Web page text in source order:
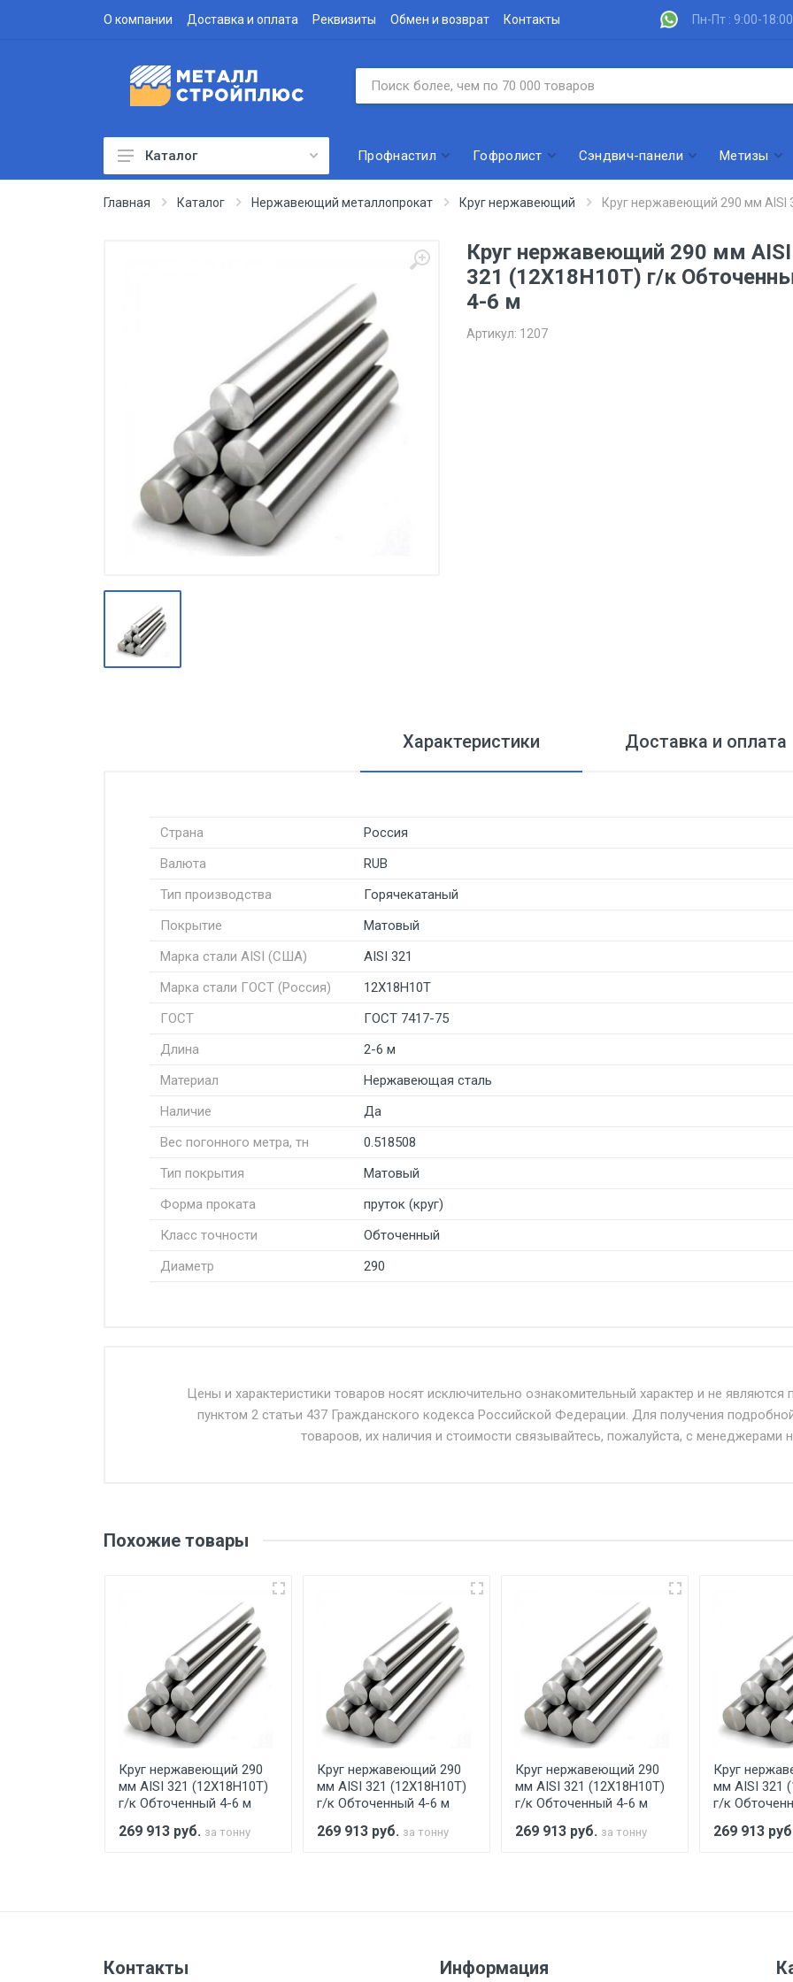
О компании Доставка и оплата Реквизиты Обмен и возврат Контакты Пн-Пт : 9:00-18:00
Профнастил
Производство
Штакетник
Черный металлопрокат
Нержавеющий металлопрокат
метизы
Оцинкованный металлопрокат
Запорная арматура
Каталог Профнастил Гофролист Сэндвич-панели Метизы
Главная Каталог Нержавеющий металлопрокат Круг нержавеющий Круг нержавеющий 290 мм AISI
Круг нержавеющий 290 мм AISI
321 (12Х18Н10Т) г/к
4-6 м
Артикул: 1207
Характеристики Доставка и оплата
Страна
Россия
Валюта
RUB
Тип производства
Горячекатаный
Покрытие
Матовый
Марка стали AISI (США)
AISI 321
Марка стали ГОСТ (Россия)
12Х18Н10Т
ГОСТ
ГОСТ 7417-75
Длина
2-6 м
Материал
Нержавеющая сталь
Наличие
Да
Вес погонного метра, тн
0.518508
Тип покрытия
Матовый
Форма проката
пруток (круг)
Класс точности
Обточенный
Диаметр
290
Доставка осуществляется собственным и наёмным транспортом, стоимость доставки
Въезд на ТТК и Садовое кольцо + от 500.
уплаты понесенных расходов.
Самовывоз со склада г. Ивантеевка Центральный проезд 27. Погрузка производится
погрузка оплачивается дополнительно в размере, установленном поставщиком.
Уведомление об оплате обязательно.
При доставке товара, Клиент заранее обязан обеспечить подъезные пути для
предоставляется не более 2-х часов.
Стоимость доставки по РФ рассчитывается индивидуально.
Груз до 6 м, вес до 2 тн 6500 с НДС 35р./
Цены и характеристики товаров носят исключительно ознакомительный характер и не
пунктом 2 статьи 437 Гражданского кодекса Российской Федерации. Для получения
товароов, их наличия и стоимости связывайтесь, пожалуйста, с менеджерами
Похожие товары
Круг нержавеющий 290
мм AISI 321 (12Х18Н10Т)
г/к Обточенный 4-6 м
269 913 руб. за тонну
Круг нержавеющий 290
мм AISI 321 (12Х18Н10Т)
г/к Обточенный 4-6 м
269 913 руб. за тонну
Круг нержавеющий 290
мм AISI 321 (12Х18Н10Т)
г/к Обточенный 4-6 м
269 913 руб. за тонну
Круг
мм AISI 321
г/к
269 913
Контакты Информация